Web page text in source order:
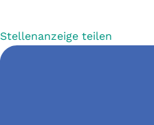
Stellenanzeige teilen